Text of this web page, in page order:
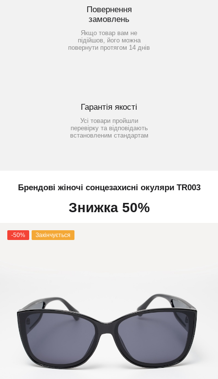
Повернення
замовлень
Якщо товар вам не
підійшов, його можна
повернути протягом 14 днів
Гарантія якості
Усі товари пройшли
перевірку та відповідають
встановленим стандартам
Брендові жіночі сонцезахисні окуляри ТR003
Знижка 50%
-50% Закінчується